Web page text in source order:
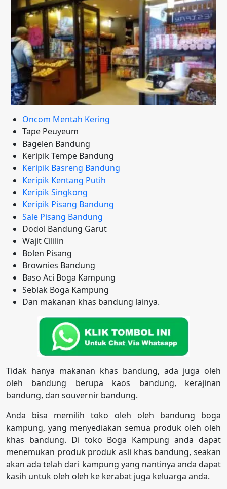
Oncom Mentah Kering
Tape Peuyeum
Bagelen Bandung
Keripik Tempe Bandung
Keripik Basreng Bandung
Keripik Kentang Putih
Keripik Singkong
Keripik Pisang Bandung
Sale Pisang Bandung
Dodol Bandung Garut
Wajit Cililin
Bolen Pisang
Brownies Bandung
Baso Aci Boga Kampung
Seblak Boga Kampung
Dan makanan khas bandung lainya.
Tidak hanya makanan khas bandung, ada juga oleh
oleh bandung berupa kaos bandung, kerajinan
bandung, dan souvernir bandung.
Anda bisa memilih toko oleh oleh bandung boga
kampung, yang menyediakan semua produk oleh oleh
khas bandung. Di toko Boga Kampung anda dapat
menemukan produk produk asli khas bandung, seakan
akan ada telah dari kampung yang nantinya anda dapat
kasih untuk oleh oleh ke kerabat juga keluarga anda.